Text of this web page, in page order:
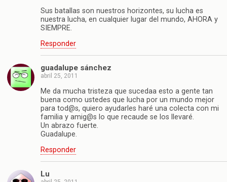
Sus batallas son nuestros horizontes, su lucha es
nuestra lucha, en cualquier lugar del mundo, AHORA y
SIEMPRE.
Responder
guadalupe sánchez
abril 25, 2011
Me da mucha tristeza que sucedaa esto a gente tan
buena como ustedes que lucha por un mundo mejor
para tod@s, quiero ayudarles haré una colecta con mi
familia y amig@s lo que recaude se los llevaré.
Un abrazo fuerte.
Guadalupe.
Responder
Lu